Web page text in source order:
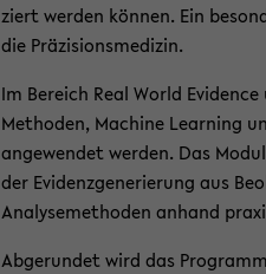
ziert wer­den kön­nen. Ein
die Prä­zi­si­ons­me­di­zin.
Im Be­reich Real World
Me­tho­den, Ma­chi­ne Lear­ning
an­ge­wen­det wer­den. Das
der Evi­denz­ge­ne­rie­rung aus
Ana­ly­se­me­tho­den an­hand
Ab­ge­run­det wird das